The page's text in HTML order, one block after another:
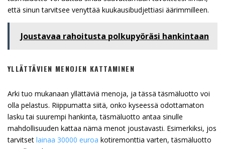
että sinun tarvitsee venyttää kuukausibudjettiasi äärimmilleen.
Joustavaa rahoitusta polkupyöräsi hankintaan
YLLÄTTÄVIEN MENOJEN KATTAMINEN
Arki tuo mukanaan yllättäviä menoja, ja tässä täsmäluotto voi
olla pelastus. Riippumatta siitä, onko kyseessä odottamaton
lasku tai suurempi hankinta, täsmäluotto antaa sinulle
mahdollisuuden kattaa nämä menot joustavasti. Esimerkiksi, jos
tarvitset lainaa 30000 euroa kotiremonttia varten, täsmäluotto